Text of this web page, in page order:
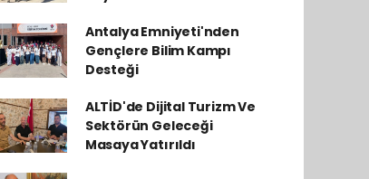
Antalya Emniyeti'nden
Gençlere Bilim Kampı
Desteği
ALTİD'de Dijital Turizm Ve
Sektörün Geleceği
Masaya Yatırıldı